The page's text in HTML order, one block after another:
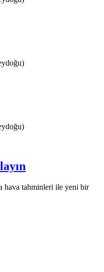
hava tahminleri ile yeni bir